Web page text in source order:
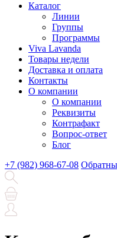
Каталог
Линии
Группы
Программы
Viva Lavanda
Товары недели
Доставка и оплата
Контакты
О компании
О компании
Реквизиты
Контрафакт
Вопрос-ответ
Блог
+7 (982) 968-67-08